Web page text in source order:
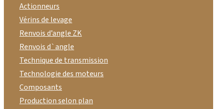
Actionneurs
Vérins de levage
Renvois d’angle ZK
Renvois d`angle
Technique de transmission
Technologie des moteurs
Composants
Production selon plan